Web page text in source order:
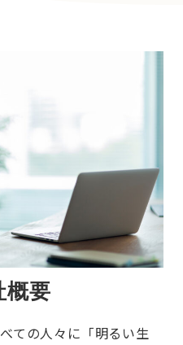
概要
ての人々に「明るい生